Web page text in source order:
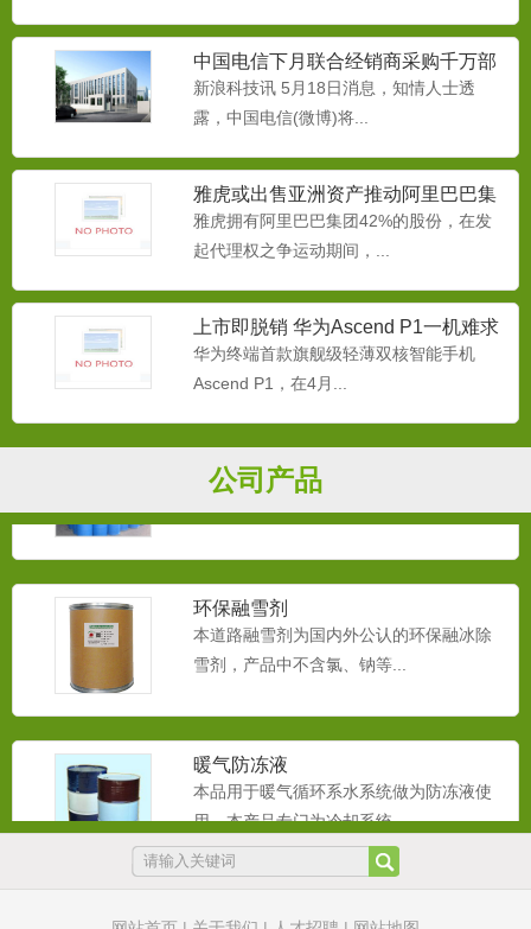
中国电信下月联合经销商采购千万部
智能手机
新浪科技讯 5月18日消息，知情人士透
露，中国电信(微博)将...
雅虎或出售亚洲资产推动阿里巴巴集
团IPO
雅虎拥有阿里巴巴集团42%的股份，在发
起代理权之争运动期间，...
上市即脱销 华为Ascend P1一机难求
华为终端首款旗舰级轻薄双核智能手机
Ascend P1，在4月...
公司产品
融雪剂
为减缓本品对桥梁、路牌、挡板、汽车底
牌等金属物的腐蚀，而生产...
液使用。本产品专门为冷却...
本品用于循环系水系统做为防冻液使用。
本产品专门为冷却系统和采...
环保融雪剂
本道路融雪剂为国内外公认的环保融冰除
雪剂，产品中不含氯、钠等...
暖气防冻液
本品用于暖气循环系水系统做为防冻液使
用。本产品专门为冷却系统...